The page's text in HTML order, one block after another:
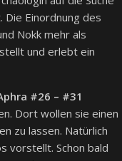
Einordnung des
Nokk mehr als
und erlebt ein
#26 – #31
Dort wollen sie einen
zu lassen. Natürlich
vorstellt. Schon bald